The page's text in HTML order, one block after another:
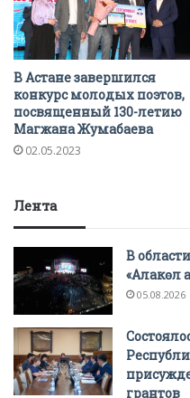
В Астане завершился
конкурс молодых поэтов,
посвященный 130-летию
Магжана Жумабаева
02.05.2023
Лента
В
«Алакөл
05.08.2026
грантов